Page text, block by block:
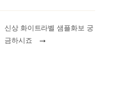
신상 화이트라벨 샘플화보 궁
금하시죠
→